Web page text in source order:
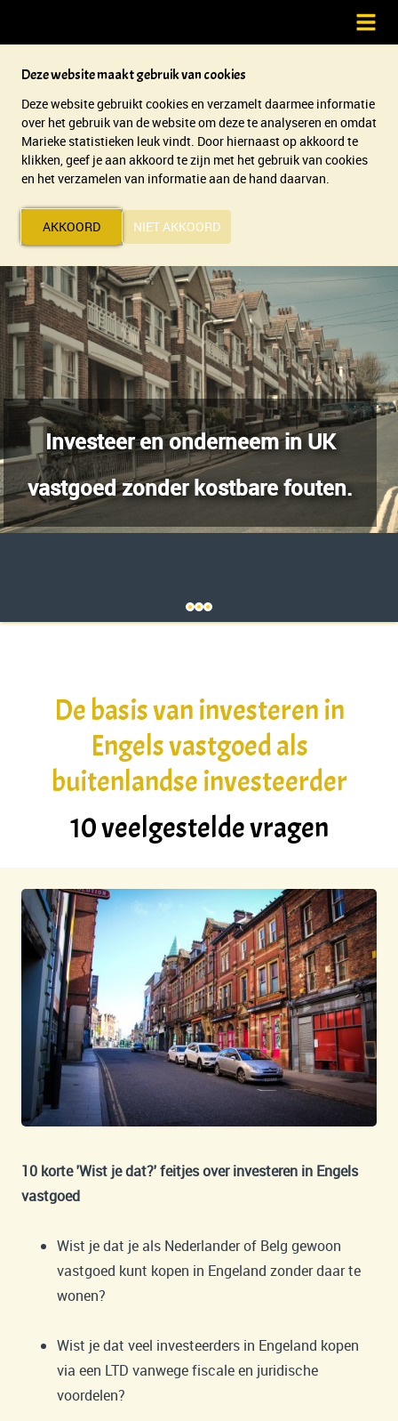
Deze website maakt gebruik van cookies
Deze website gebruikt cookies en verzamelt daarmee informatie
over het gebruik van de website om deze te analyseren en omdat
Marieke statistieken leuk vindt. Door hiernaast op akkoord te
klikken, geef je aan akkoord te zijn met het gebruik van cookies
en het verzamelen van informatie aan de hand daarvan.
AKKOORD NIET AKKOORD
in UK
fouten.
Van idee naar
structuur,
Meer dan alleen
stappen,
De basis van investeren in
Engels vastgoed als
buitenlandse investeerder
10 veelgestelde vragen
10 korte 'Wist je dat?' feitjes over investeren in Engels
vastgoed
Wist je dat je als Nederlander of Belg gewoon
vastgoed kunt kopen in Engeland zonder daar te
wonen?
Wist je dat veel investeerders in Engeland kopen
via een LTD vanwege fiscale en juridische
voordelen?